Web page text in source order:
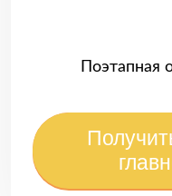
Поэтапная